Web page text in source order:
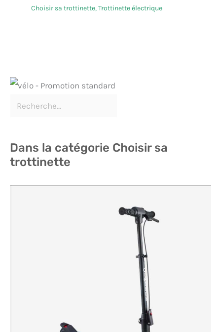
Choisir sa trottinette,Trottinette électrique
Dans la catégorie Choisir sa
trottinette